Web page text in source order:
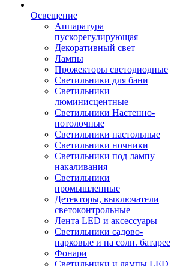
Освещение
Аппаратура
пускорегулирующая
Декоративный свет
Лампы
Прожекторы светодиодные
Светильники для бани
Светильники
люминисцентные
Светильники Настенно-
потолочные
Светильники настольные
Светильники ночники
Светильники под лампу
накаливания
Светильники
промышленные
Детекторы, выключатели
светоконтрольные
Лента LED и аксессуары
Светильники садово-
парковые и на солн. батарее
Фонари